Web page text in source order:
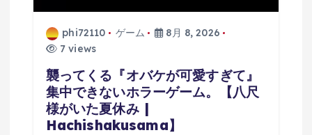
phi72110 ゲーム
8月 8, 2026
7 views
襲ってくる『オバケが可愛すぎて』
集中できないホラーゲーム。【八尺
様がいた夏休み |
Hachishakusama】